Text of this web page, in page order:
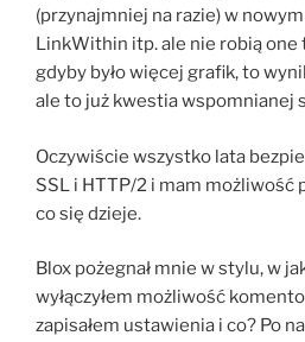
(przynajmniej na razie) w
LinkWithin itp. ale nie robią one
gdyby było więcej grafik, to
ale to już kwestia wspomnianej
Oczywiście wszystko lata
SSL i HTTP/2 i mam możliwość
co się dzieje.
Blox pożegnał mnie w stylu, w
wyłączyłem możliwość
zapisałem ustawienia i co? Po